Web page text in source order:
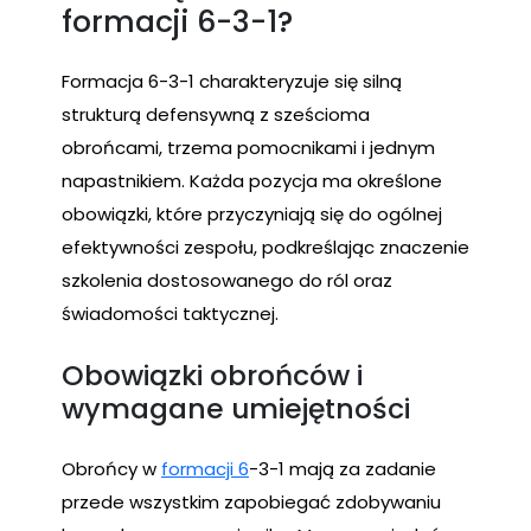
formacji 6-3-1?
Formacja 6-3-1 charakteryzuje się silną
strukturą defensywną z sześcioma
obrońcami, trzema pomocnikami i jednym
napastnikiem. Każda pozycja ma określone
obowiązki, które przyczyniają się do ogólnej
efektywności zespołu, podkreślając znaczenie
szkolenia dostosowanego do ról oraz
świadomości taktycznej.
Obowiązki obrońców i
wymagane umiejętności
Obrońcy w formacji 6-3-1 mają za zadanie
przede wszystkim zapobiegać zdobywaniu